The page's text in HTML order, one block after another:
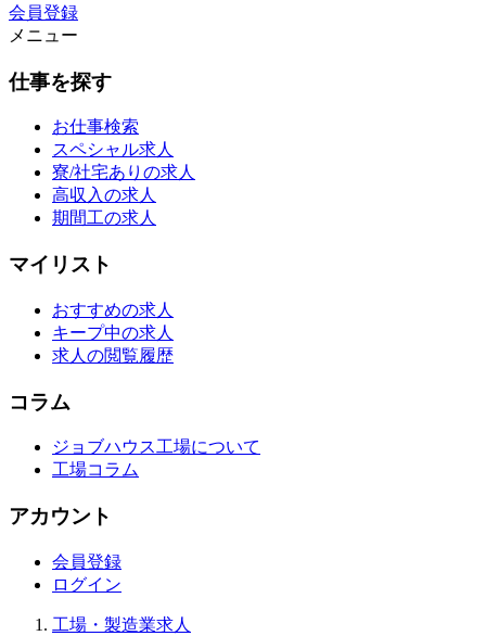
会員登録
メニュー
仕事を探す
お仕事検索
スペシャル求人
寮/社宅ありの求人
高収入の求人
期間工の求人
マイリスト
おすすめの求人
キープ中の求人
求人の閲覧履歴
コラム
ジョブハウス工場について
工場コラム
アカウント
会員登録
ログイン
工場・製造業求人